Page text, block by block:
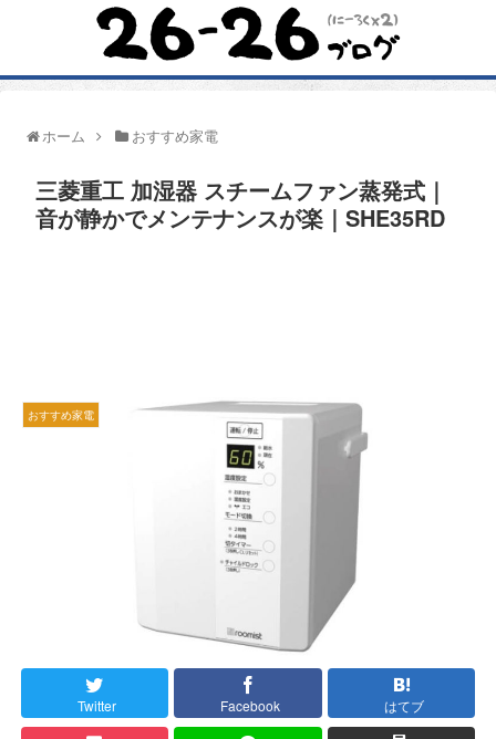
ホーム おすすめ家電
三菱重工 加湿器 スチームファン蒸発式｜
音が静かでメンテナンスが楽｜SHE35RD
おすすめ家電
Twitter Facebook はてブ